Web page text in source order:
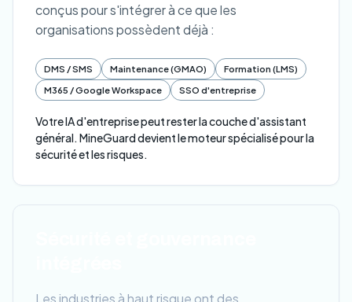
conçus pour s'intégrer à ce que les
organisations possèdent déjà :
DMS / SMS Maintenance (GMAO)
Formation (LMS)
M365 / Google Workspace
SSO d'entreprise
Votre IA d'entreprise peut rester la couche d'assistant
général. MineGuard devient le moteur spécialisé pour la
sécurité et les risques.
Les industries à haut risque ont des